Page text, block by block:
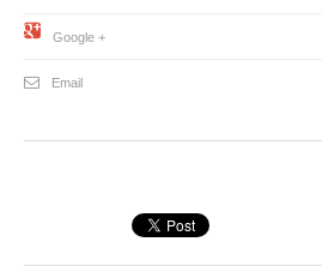
Google +
Email